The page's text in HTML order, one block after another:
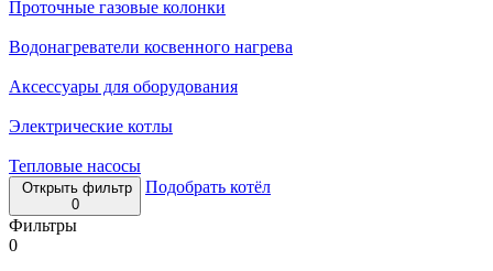
Проточные газовые колонки
Водонагреватели косвенного нагрева
Аксессуары для оборудования
Электрические котлы
Тепловые насосы
Открыть фильтр
0
Подобрать котёл
Фильтры
0